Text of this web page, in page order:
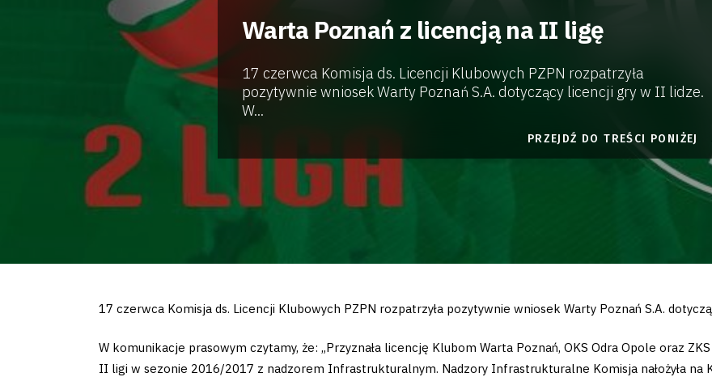
Warta Poznań z licencją na II ligę
17 czerwca Komisja ds. Licencji Klubowych PZPN rozpatrzyła
pozytywnie wniosek Warty Poznań S.A. dotyczący licencji gry w II lidze.
W...
PRZEJDŹ DO TREŚCI PONIŻEJ
17 czerwca Komisja ds. Licencji Klubowych PZPN rozpatrzyła pozytywnie wniosek Warty Poznań S.A.
W komunikacje prasowym czytamy, że: „Przyznała licencję Klubom Warta Poznań, OKS Odra Opole oraz
II ligi w sezonie 2016/2017 z nadzorem Infrastrukturalnym. Nadzory Infrastrukturalne Komisja nałożyła na